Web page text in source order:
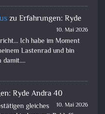
zu Erfahrungen: Ryde
10. Mai 2026
Ich habe im Moment
Lastenrad und bin
damit.…
Ryde Andra 40
10. Mai 2026
gleiches